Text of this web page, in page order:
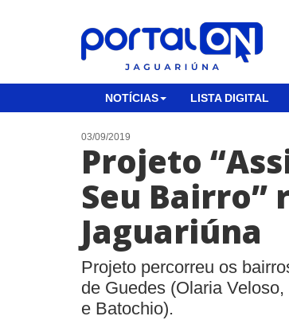
NOTÍCIAS LISTA DIGITAL
03/09/2019
Projeto
Seu Bairro”
Jaguariúna
Projeto percorreu os
de Guedes (Olaria
e Batochio).